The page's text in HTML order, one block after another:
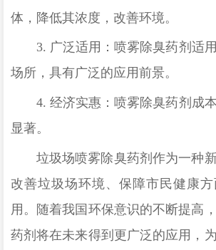
体，降低其浓度，改善环境。
3. 广泛适用：喷雾除臭药剂适
场所，具有广泛的应用前景。
4. 经济实惠：喷雾除臭药剂成
显著。
垃圾场喷雾除臭药剂作为一种
改善垃圾场环境、保障市民健康
用。随着我国环保意识的不断提高
药剂将在未来得到更广泛的应用，